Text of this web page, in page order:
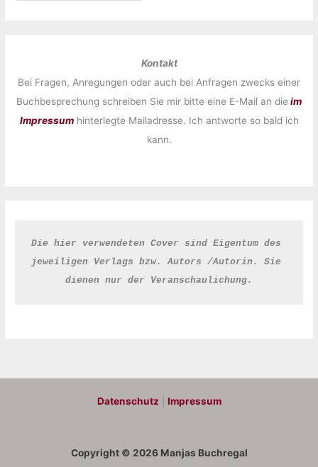
Kontakt
Bei Fragen, Anregungen oder auch bei Anfragen zwecks einer
Buchbesprechung schreiben Sie mir bitte eine E-Mail an die im
Impressumhinterlegte Mailadresse. Ich antworte so bald ich
kann.
Die hier verwendeten Cover sind Eigentum des
jeweiligen Verlags bzw. Autors /Autorin. Sie
dienen nur der Veranschaulichung.
Datenschutz Impressum
Copyright © 2026 Manjas Buchregal